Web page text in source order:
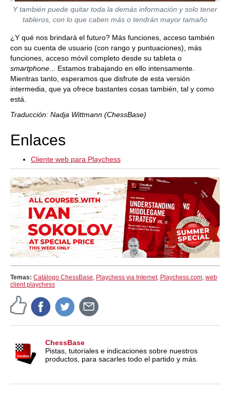
Y también puede quitar toda la demás información y solo tener
tableros, con lo que caben más o tendrán mayor tamaño
¿Y qué nos brindará el futuro? Más funciones, acceso también
con su cuenta de usuario (con rango y puntuaciones), más
funciones, acceso móvil completo desde su tableta o
smartphone ... Estamos trabajando en ello intensamente.
Mientras tanto, esperamos que disfrute de esta versión
intermedia, que ya ofrece bastantes cosas también, tal y como
está.
Traducción: Nadja Wittmann (ChessBase)
Enlaces
Cliente web para Playchess
Temas: Catálogo ChessBase Playchess via Internet, Playchess.com web
client playchess
ChessBase
Pistas, tutoriales e indicaciones sobre nuestros
productos, para sacarles todo el partido y más.